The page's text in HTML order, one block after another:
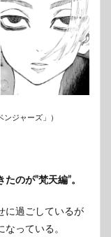
ジャーズ」）
のが”梵天編”。
に過ごしているが
っている。